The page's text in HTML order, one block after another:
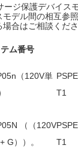
ージ保護デバイス
デル間の相互参
合はご相談くださ
ム番号
（120V単
T1
（（120V
G） ）。
T1